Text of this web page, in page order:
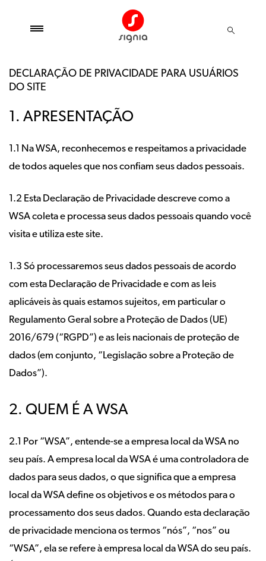
DECLARAÇÃO DE PRIVACIDADE PARA USUÁRIOS
DO SITE
1. APRESENTAÇÃO
1.1 Na WSA, reconhecemos e respeitamos a privacidade
de todos aqueles que nos confiam seus dados pessoais.
1.2 Esta Declaração de Privacidade descreve como a
WSA coleta e processa seus dados pessoais quando você
visita e utiliza este site.
1.3 Só processaremos seus dados pessoais de acordo
com esta Declaração de Privacidade e com as leis
aplicáveis às quais estamos sujeitos, em particular o
Regulamento Geral sobre a Proteção de Dados (UE)
2016/679 (“RGPD”) e as leis nacionais de proteção de
dados (em conjunto, “Legislação sobre a Proteção de
Dados”).
2. QUEM É A WSA
2.1 Por “WSA”, entende-se a empresa local da WSA no
seu país. A empresa local da WSA é uma controladora de
dados para seus dados, o que significa que a empresa
local da WSA define os objetivos e os métodos para o
processamento dos seus dados. Quando esta declaração
de privacidade menciona os termos “nós”, “nos” ou
“WSA”, ela se refere à empresa local da WSA do seu país.